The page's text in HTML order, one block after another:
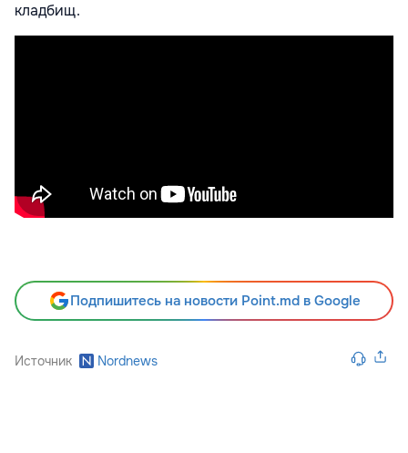
кладбищ.
Подпишитесь на новости Point.md в Google
Источник Nordnews